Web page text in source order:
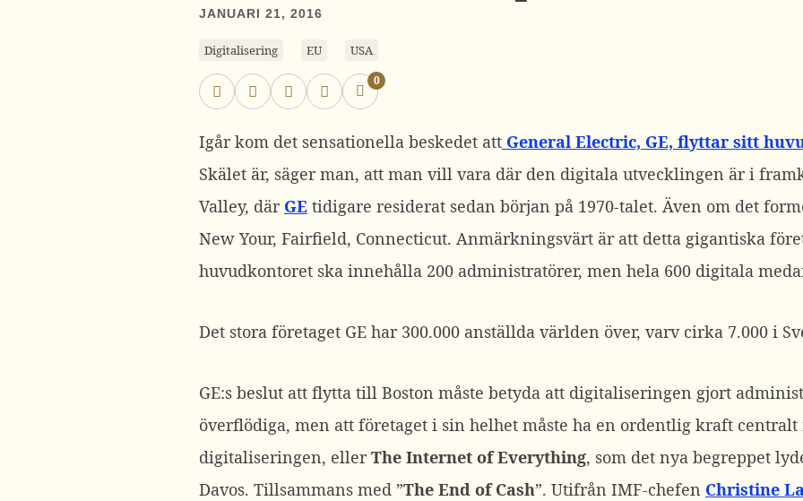
JANUARI 21, 2016
Digitalisering EU USA
0
Igår kom det sensationella beskedet att General Electric, GE, flyttar sitt
Skälet är, säger man, att man vill vara där den digitala utvecklingen är i
Valley, där GE tidigare residerat sedan början på 1970-talet. Även om det
New Your, Fairfield, Connecticut. Anmärkningsvärt är att detta gigantiska
huvudkontoret ska innehålla 200 administratörer, men hela 600 digitala
Det stora företaget GE har 300.000 anställda världen över, varv cirka 7.000 i
GE:s beslut att flytta till Boston måste betyda att digitaliseringen gjort
överflödiga, men att företaget i sin helhet måste ha en ordentlig kraft
digitaliseringen, eller The Internet of Everything, som det nya begreppet
Davos. Tillsammans med ”The End of Cash”. Utifrån IMF-chefen Christine